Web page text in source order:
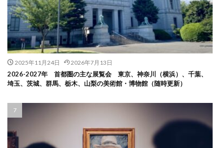
2025年11月24日 2026年7月13日
2026-2027年 首都圏の主な展覧会 東京、神奈川（横浜）、千葉、
埼玉、茨城、群馬、栃木、山梨の美術館・博物館（随時更新）